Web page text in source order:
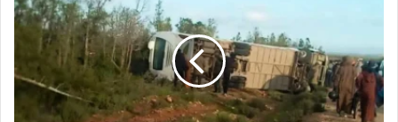
داوود
قرب
الصويرة